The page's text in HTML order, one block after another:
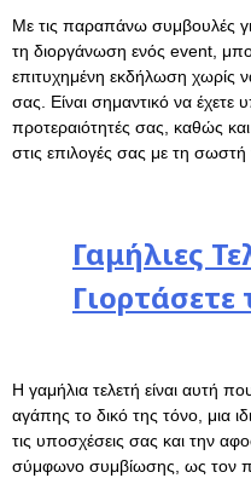
Με τις παραπάνω συμβουλές
τη διοργάνωση ενός event,
επιτυχημένη εκδήλωση χωρίς
σας. Είναι σημαντικό να έχετε
προτεραιότητές σας, καθώς και
στις επιλογές σας με τη
Γαμήλιες
Η γαμήλια τελετή είναι αυτή
αγάπης το δικό της τόνο, μια
τις υποσχέσεις σας και την
σύμφωνο συμβίωσης, ως τον